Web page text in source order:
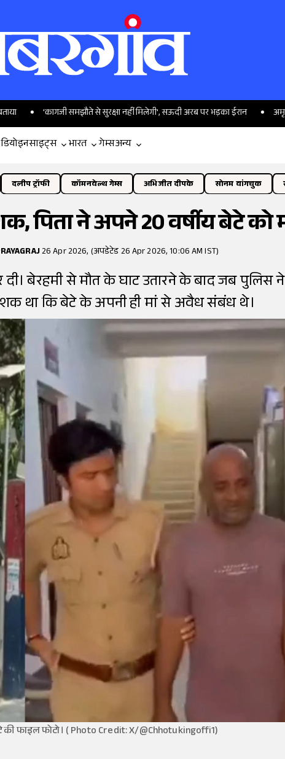
'कागजी समझौते से सुरक्षा नहीं मिलेगी', सऊदी अरब पर भड़का ईरान अमृतसर के CP
इनसाइट्स भारत गेम्सअन्य
दलीप ट्रॉफी कॉमनवेल्थ गेम्स अभिजीत दीपके सोनम वांगचुक
ने अपने 20 वर्षीय बेटे को
26 Apr 2026, (अपडेटेड 26 Apr 2026, 10:06 AM IST)
बेरहमी से मौत के घाट उतारने के बाद जब पुलिस
शक था कि बेटे के अपनी ही मां से अवैध संबंध थे।
फाइल फोटो। ( Photo Credit: X/@Chhotukingoffi1)